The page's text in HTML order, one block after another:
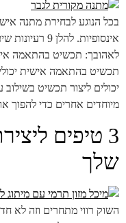
בכל הנוגע לבחירת מתנה
אינסופיות.
לאהובך: תכשיט בהתאמה
תכשיט בהתאמה אישית
יכולים ליצור תכשיט
מיוחדים אחרים כדי להפוך
3 טיפים
שלך
השוק רווי מתחרים וזה לא